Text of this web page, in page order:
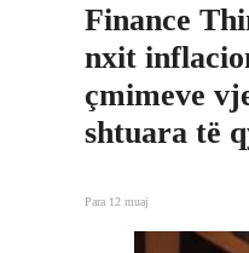
Finance
nxit
çmimeve
shtuara të
Para 12 muaj